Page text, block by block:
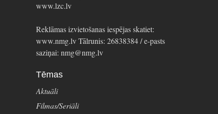
www.lzc.lv
Reklāmas izvietošanas iespējas skatiet:
www.nmg.lv Tālrunis: 26838384 / e-pasts
saziņai: nmg@nmg.lv
Tēmas
Aktuāli
Filmas/Seriāli